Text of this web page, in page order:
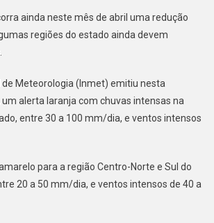
ainda neste mês de abril uma redução
regiões do estado ainda devem
de Meteorologia (Inmet) emitiu nesta
alerta laranja com chuvas intensas na
entre 30 a 100 mm/dia, e ventos intensos
para a região Centro-Norte e Sul do
20 a 50 mm/dia, e ventos intensos de 40 a